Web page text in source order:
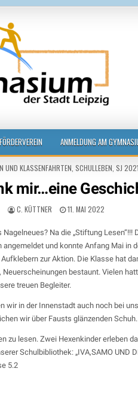
FÖRDERVEREIN ANMELDUNG AM
UND KLASSENFAHRTEN ,SCHULLEBEN ,SJ
mir…eine
C. KÜTTNER 11. MAI 2022
Na die „Stiftung
und konnte Anfang Mai in
zur Aktion. Die Klasse hat
bestaunt. Vielen
treuen Begleiter.
in der Innenstadt auch noch bei
wir über Fausts glänzenden
zu lesen. Zwei Hexenkinder erleben
Schulbibliothek: „IVA,SAMO UND
5.2